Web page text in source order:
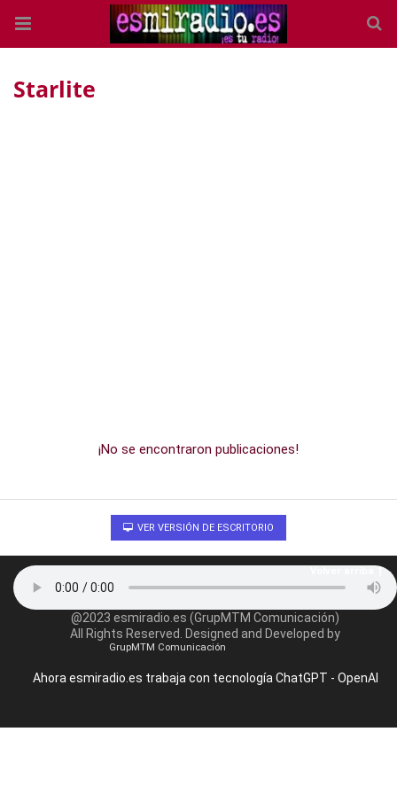
Starlite
¡No se encontraron publicaciones!
VER VERSIÓN DE ESCRITORIO
@2023 esmiradio.es (GrupMTM Comunicación)
All Rights Reserved. Designed and Developed by
GrupMTM Comunicación
Ahora esmiradio.es trabaja con tecnología ChatGPT - OpenAI